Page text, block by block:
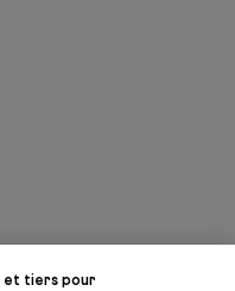
et tiers pour